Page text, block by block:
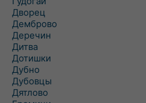
Дворец
Демброво
Деречин
Дитва
Дотишки
Дубно
Дубовцы
Дятлово